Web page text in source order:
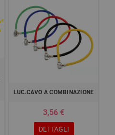
LUC.CAVO A COMBINAZIONE
3,56 €
DETTAGLI